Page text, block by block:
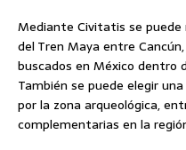
Mediante Civitatis se puede
del Tren Maya entre
buscados en México dentro
También se puede elegir
por la zona arqueológica,
complementarias en la